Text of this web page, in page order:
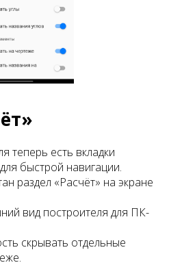
теперь есть вкладки
быстрой навигации.
раздел «Расчёт» на экране
вид построителя для ПК-
скрывать отдельные